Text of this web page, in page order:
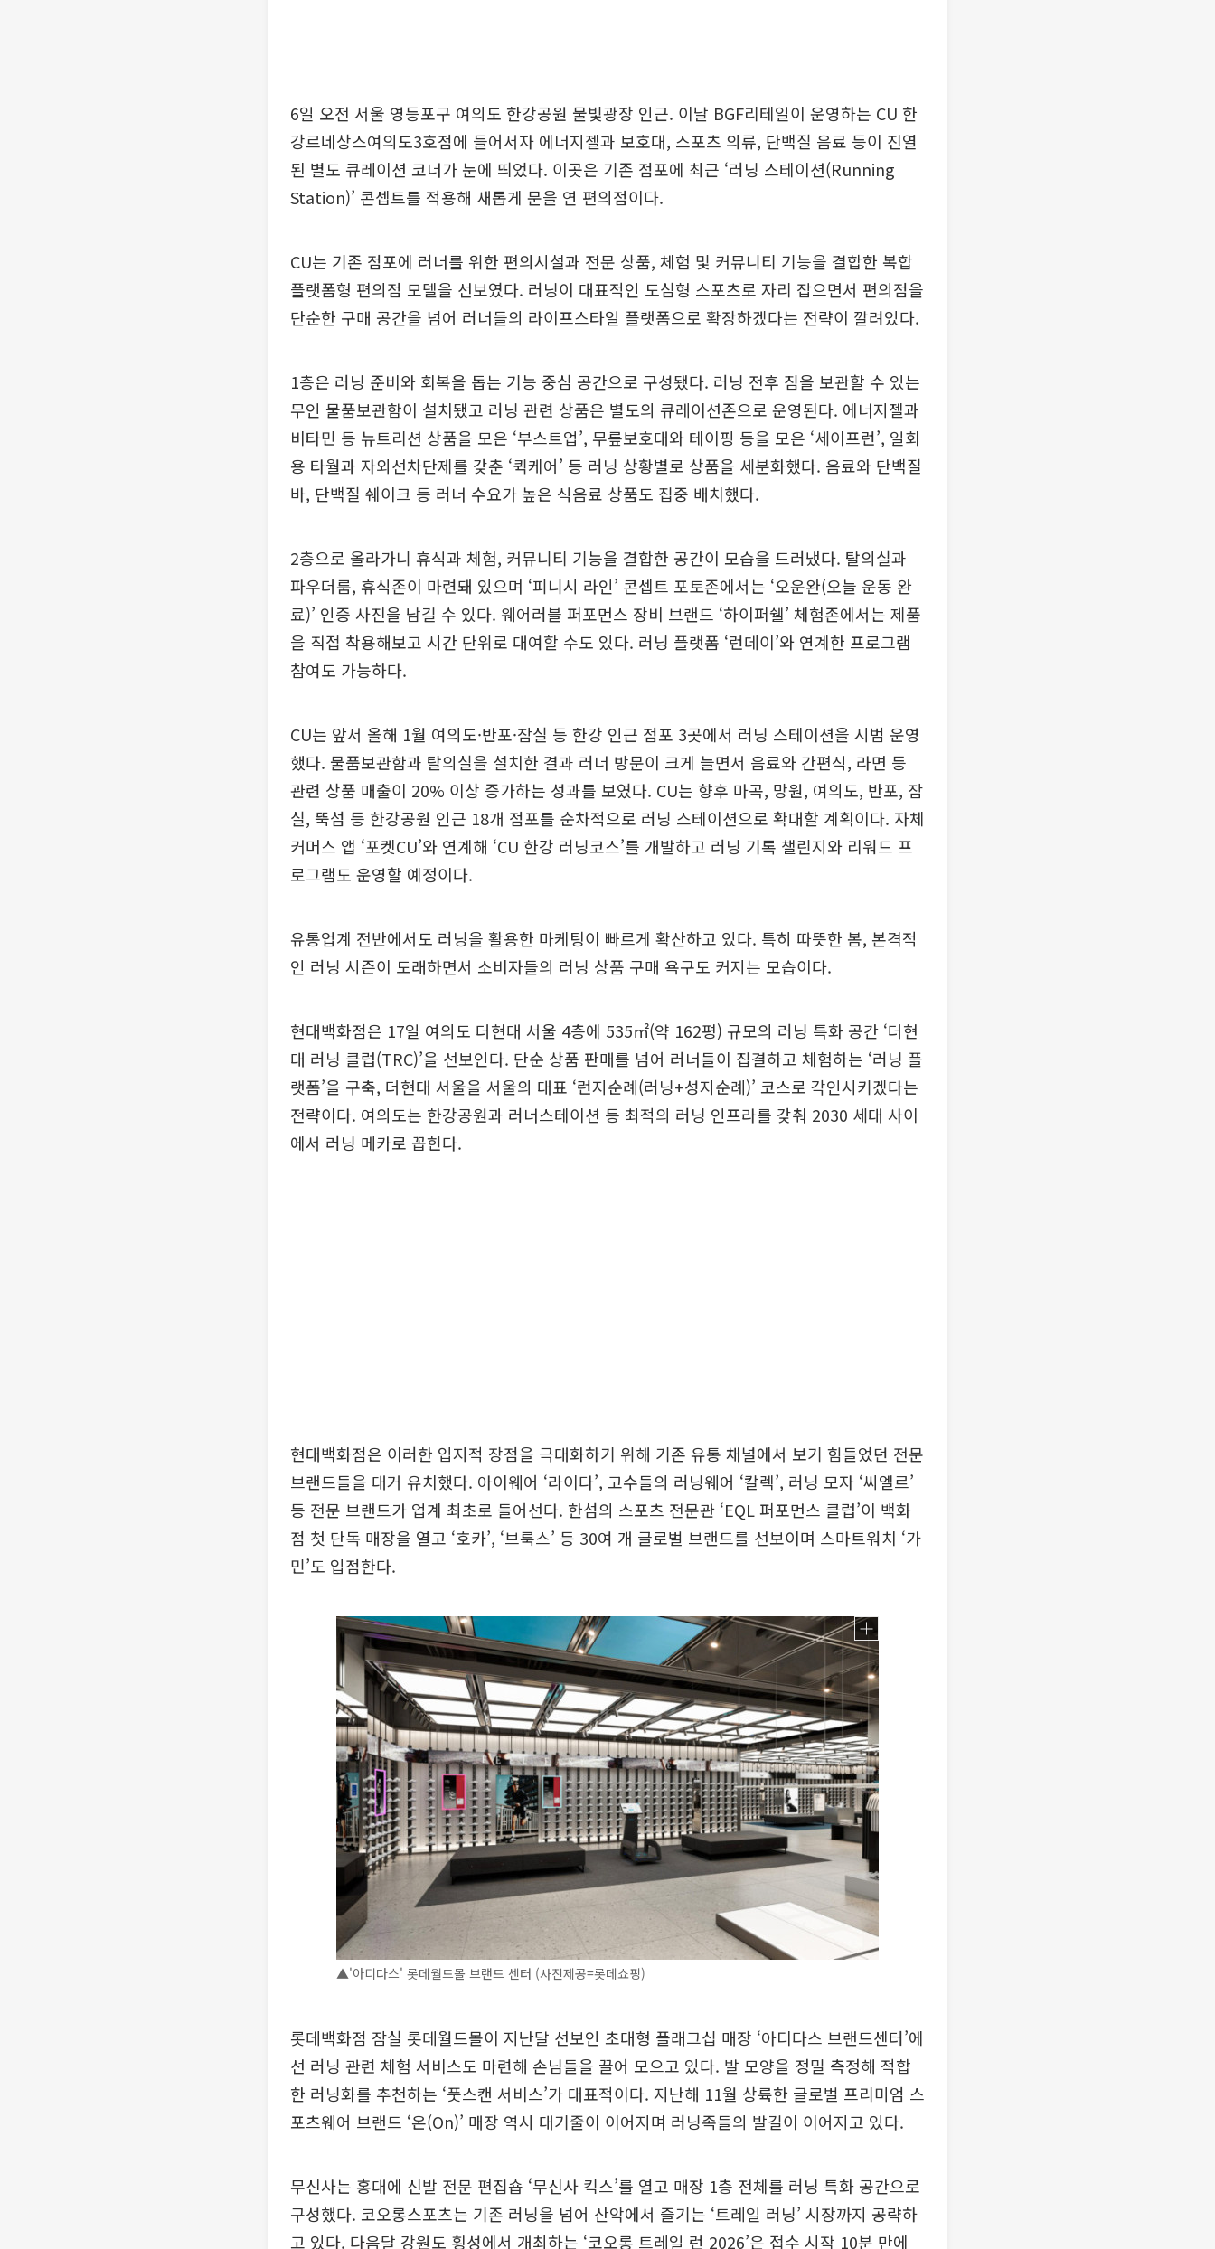
6일 오전 서울 영등포구 여의도 한강공원 물빛광장 인근. 이날 BGF리테일이 운영하는 CU 한
강르네상스여의도3호점에 들어서자 에너지젤과 보호대, 스포츠 의류, 단백질 음료 등이 진열
된 별도 큐레이션 코너가 눈에 띄었다. 이곳은 기존 점포에 최근 ‘러닝 스테이션(Running
Station)’ 콘셉트를 적용해 새롭게 문을 연 편의점이다.
CU는 기존 점포에 러너를 위한 편의시설과 전문 상품, 체험 및 커뮤니티 기능을 결합한 복합
플랫폼형 편의점 모델을 선보였다. 러닝이 대표적인 도심형 스포츠로 자리 잡으면서 편의점을
단순한 구매 공간을 넘어 러너들의 라이프스타일 플랫폼으로 확장하겠다는 전략이 깔려있다.
1층은 러닝 준비와 회복을 돕는 기능 중심 공간으로 구성됐다. 러닝 전후 짐을 보관할 수 있는
무인 물품보관함이 설치됐고 러닝 관련 상품은 별도의 큐레이션존으로 운영된다. 에너지젤과
비타민 등 뉴트리션 상품을 모은 ‘부스트업’, 무릎보호대와 테이핑 등을 모은 ‘세이프런’, 일회
용 타월과 자외선차단제를 갖춘 ‘퀵케어’ 등 러닝 상황별로 상품을 세분화했다. 음료와 단백질
바, 단백질 쉐이크 등 러너 수요가 높은 식음료 상품도 집중 배치했다.
2층으로 올라가니 휴식과 체험, 커뮤니티 기능을 결합한 공간이 모습을 드러냈다. 탈의실과
파우더룸, 휴식존이 마련돼 있으며 ‘피니시 라인’ 콘셉트 포토존에서는 ‘오운완(오늘 운동 완
료)’ 인증 사진을 남길 수 있다. 웨어러블 퍼포먼스 장비 브랜드 ‘하이퍼쉘’ 체험존에서는 제품
을 직접 착용해보고 시간 단위로 대여할 수도 있다. 러닝 플랫폼 ‘런데이’와 연계한 프로그램
참여도 가능하다.
CU는 앞서 올해 1월 여의도·반포·잠실 등 한강 인근 점포 3곳에서 러닝 스테이션을 시범 운영
했다. 물품보관함과 탈의실을 설치한 결과 러너 방문이 크게 늘면서 음료와 간편식, 라면 등
관련 상품 매출이 20% 이상 증가하는 성과를 보였다. CU는 향후 마곡, 망원, 여의도, 반포, 잠
실, 뚝섬 등 한강공원 인근 18개 점포를 순차적으로 러닝 스테이션으로 확대할 계획이다. 자체
커머스 앱 ‘포켓CU’와 연계해 ‘CU 한강 러닝코스’를 개발하고 러닝 기록 챌린지와 리워드 프
로그램도 운영할 예정이다.
유통업계 전반에서도 러닝을 활용한 마케팅이 빠르게 확산하고 있다. 특히 따뜻한 봄, 본격적
인 러닝 시즌이 도래하면서 소비자들의 러닝 상품 구매 욕구도 커지는 모습이다.
현대백화점은 17일 여의도 더현대 서울 4층에 535㎡(약 162평) 규모의 러닝 특화 공간 ‘더현
대 러닝 클럽(TRC)’을 선보인다. 단순 상품 판매를 넘어 러너들이 집결하고 체험하는 ‘러닝 플
랫폼’을 구축, 더현대 서울을 서울의 대표 ‘런지순례(러닝+성지순례)’ 코스로 각인시키겠다는
전략이다. 여의도는 한강공원과 러너스테이션 등 최적의 러닝 인프라를 갖춰 2030 세대 사이
에서 러닝 메카로 꼽힌다.
현대백화점은 이러한 입지적 장점을 극대화하기 위해 기존 유통 채널에서 보기 힘들었던 전문
브랜드들을 대거 유치했다. 아이웨어 ‘라이다’, 고수들의 러닝웨어 ‘칼렉’, 러닝 모자 ‘씨엘르’
등 전문 브랜드가 업계 최초로 들어선다. 한섬의 스포츠 전문관 ‘EQL 퍼포먼스 클럽’이 백화
점 첫 단독 매장을 열고 ‘호카’, ‘브룩스’ 등 30여 개 글로벌 브랜드를 선보이며 스마트워치 ‘가
민’도 입점한다.
▲'아디다스' 롯데월드몰 브랜드 센터 (사진제공=롯데쇼핑)
롯데백화점 잠실 롯데월드몰이 지난달 선보인 초대형 플래그십 매장 ‘아디다스 브랜드센터’에
선 러닝 관련 체험 서비스도 마련해 손님들을 끌어 모으고 있다. 발 모양을 정밀 측정해 적합
한 러닝화를 추천하는 ‘풋스캔 서비스’가 대표적이다. 지난해 11월 상륙한 글로벌 프리미엄 스
포츠웨어 브랜드 ‘온(On)’ 매장 역시 대기줄이 이어지며 러닝족들의 발길이 이어지고 있다.
무신사는 홍대에 신발 전문 편집숍 ‘무신사 킥스’를 열고 매장 1층 전체를 러닝 특화 공간으로
구성했다. 코오롱스포츠는 기존 러닝을 넘어 산악에서 즐기는 ‘트레일 러닝’ 시장까지 공략하
고 있다. 다음달 강원도 횡성에서 개최하는 ‘코오롱 트레일 런 2026’은 접수 시작 10분 만에